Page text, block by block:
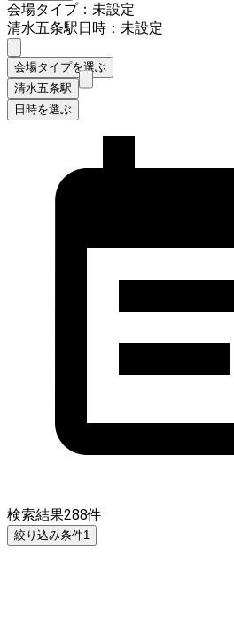
会場タイプ：未設定
清水五条駅日時：未設定
会場タイプを選ぶ
清水五条駅
日時を選ぶ
検索結果288件
絞り込み条件1